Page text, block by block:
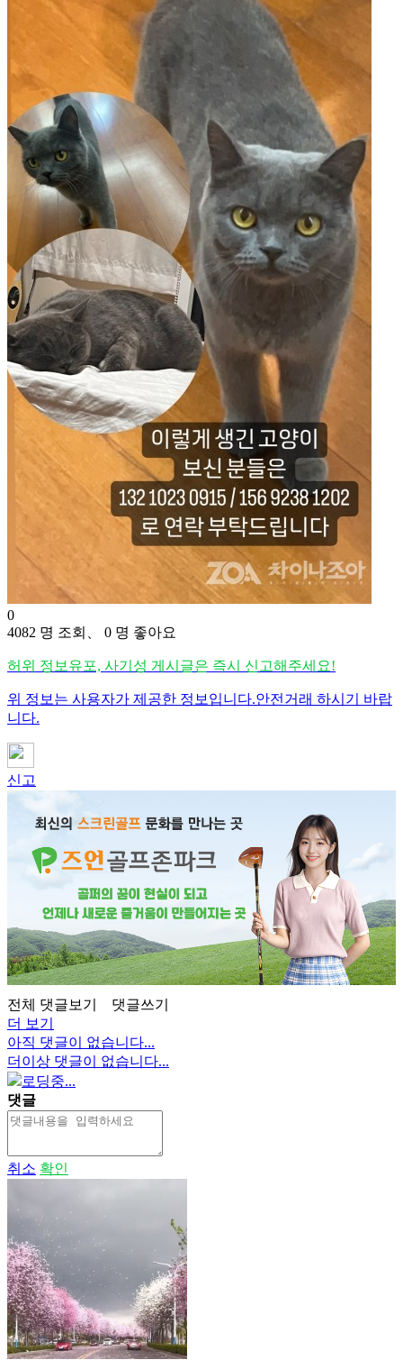
0
4082 명 조회、 0 명 좋아요
허위 정보유포, 사기성 게시글은 즉시 신고해주세요!
위 정보는 사용자가 제공한 정보입니다.안전거래 하시기 바랍
니다.
신고
전체 댓글보기
댓글쓰기
더 보기
아직 댓글이 없습니다...
더이상 댓글이 없습니다...
로딩중...
댓글
취소 확인